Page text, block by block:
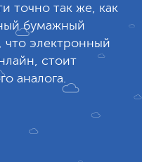
точно так же, как
бумажный
что электронный
стоит
аналога.